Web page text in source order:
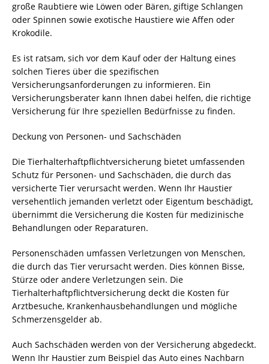
große Raubtiere wie Löwen oder Bären, giftige Schlangen
oder Spinnen sowie exotische Haustiere wie Affen oder
Krokodile.
Es ist ratsam, sich vor dem Kauf oder der Haltung eines
solchen Tieres über die spezifischen
Versicherungsanforderungen zu informieren. Ein
Versicherungsberater kann Ihnen dabei helfen, die richtige
Versicherung für Ihre speziellen Bedürfnisse zu finden.
Deckung von Personen- und Sachschäden
Die Tierhalterhaftpflichtversicherung bietet umfassenden
Schutz für Personen- und Sachschäden, die durch das
versicherte Tier verursacht werden. Wenn Ihr Haustier
versehentlich jemanden verletzt oder Eigentum beschädigt,
übernimmt die Versicherung die Kosten für medizinische
Behandlungen oder Reparaturen.
Personenschäden umfassen Verletzungen von Menschen,
die durch das Tier verursacht werden. Dies können Bisse,
Stürze oder andere Verletzungen sein. Die
Tierhalterhaftpflichtversicherung deckt die Kosten für
Arztbesuche, Krankenhausbehandlungen und mögliche
Schmerzensgelder ab.
Auch Sachschäden werden von der Versicherung abgedeckt.
Wenn Ihr Haustier zum Beispiel das Auto eines Nachbarn